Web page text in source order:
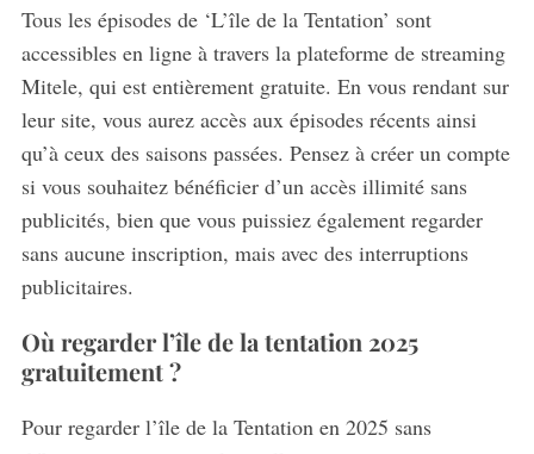
Tous les épisodes de ‘L’île de la Tentation’ sont
accessibles en ligne à travers la plateforme de streaming
Mitele, qui est entièrement gratuite. En vous rendant sur
leur site, vous aurez accès aux épisodes récents ainsi
qu’à ceux des saisons passées. Pensez à créer un compte
si vous souhaitez bénéficier d’un accès illimité sans
publicités, bien que vous puissiez également regarder
sans aucune inscription, mais avec des interruptions
publicitaires.
Où regarder l’île de la tentation 2025
gratuitement ?
Pour regarder l’île de la Tentation en 2025 sans